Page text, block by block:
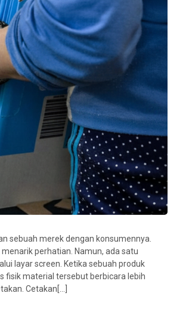
sebuah merek dengan konsumennya.
perhatian. Namun, ada satu
layar screen. Ketika sebuah produk
fisik material tersebut berbicara lebih
Cetakan[...]